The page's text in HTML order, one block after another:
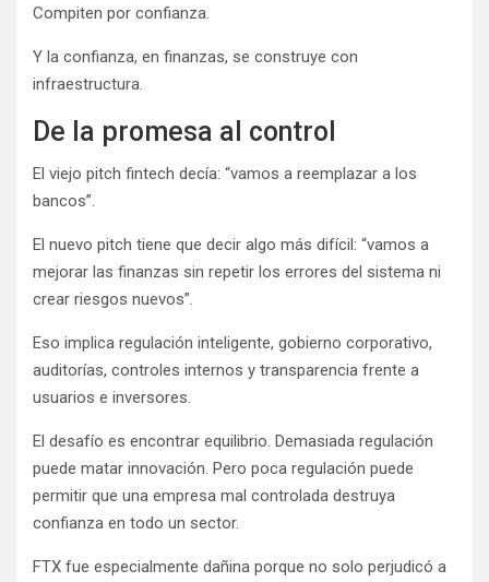
Compiten por confianza.
Y la confianza, en finanzas, se construye con
infraestructura.
De la promesa al control
El viejo pitch fintech decía: “vamos a reemplazar a los
bancos”.
El nuevo pitch tiene que decir algo más difícil: “vamos a
mejorar las finanzas sin repetir los errores del sistema ni
crear riesgos nuevos”.
Eso implica regulación inteligente, gobierno corporativo,
auditorías, controles internos y transparencia frente a
usuarios e inversores.
El desafío es encontrar equilibrio. Demasiada regulación
puede matar innovación. Pero poca regulación puede
permitir que una empresa mal controlada destruya
confianza en todo un sector.
FTX fue especialmente dañina porque no solo perjudicó a